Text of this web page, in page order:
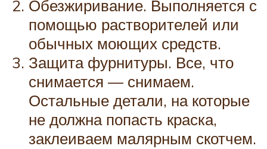
Обезжиривание. Выполняется с
помощью растворителей или
обычных моющих средств.
Защита фурнитуры. Все, что
снимается — снимаем.
Остальные детали, на которые
не должна попасть краска,
заклеиваем малярным скотчем.